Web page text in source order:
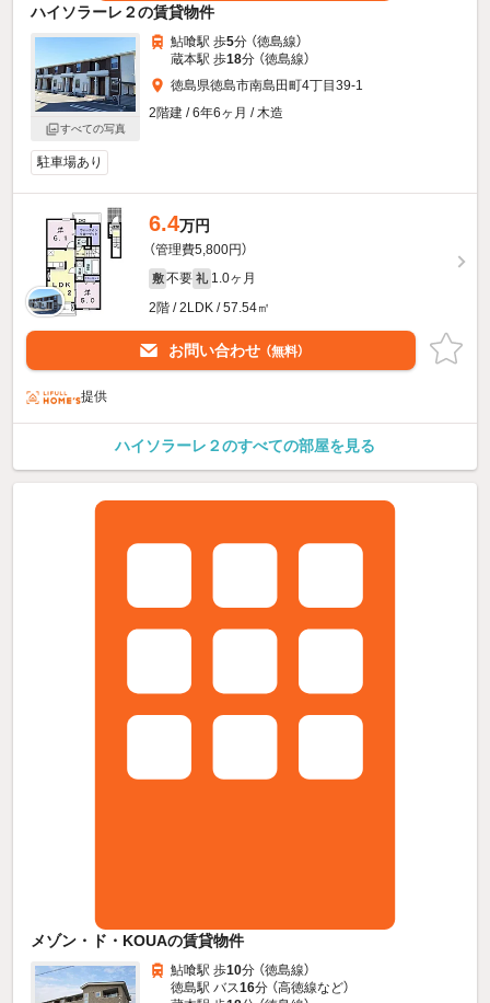
ハイソラーレ２の賃貸物件
すべての写真
鮎喰駅 歩5分 （徳島線）
蔵本駅 歩18分 （徳島線）
徳島県徳島市南島田町4丁目39-1
2階建 / 6年6ヶ月 / 木造
駐車場あり
6.4万円
（管理費5,800円）
敷 不要 礼 1.0ヶ月
2階 / 2LDK / 57.54㎡
お問い合わせ （無料）
提供
ハイソラーレ２のすべての部屋を見る
メゾン・ド・KOUAの賃貸物件
鮎喰駅 歩10分 （徳島線）
徳島駅 バス16分 （高徳線など）